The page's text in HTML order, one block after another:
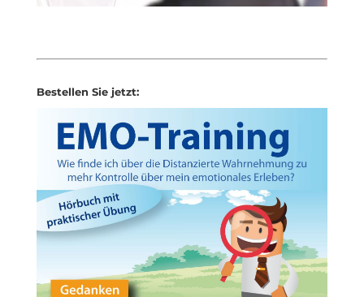
Bestellen Sie jetzt: